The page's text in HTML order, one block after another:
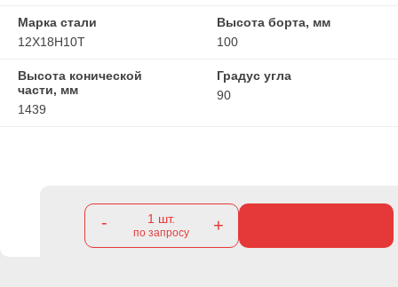
Марка стали
12Х18Н10Т
Высота борта, мм
100
Высота конической
части, мм
1439
Градус угла
90
- 1 шт.
по запросу +